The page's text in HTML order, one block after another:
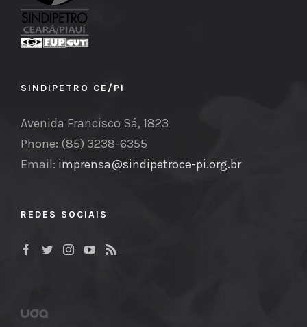
SINDIPETRO CE/PI
Avenida Francisco Sá, 1823
Phone: (85) 3238-6355
Email: imprensa@sindipetroce-pi.org.br
REDES SOCIAIS